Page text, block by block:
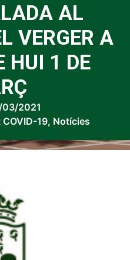
AL
VERGER A
HUI 1 DE
03/2021
19, Notícies